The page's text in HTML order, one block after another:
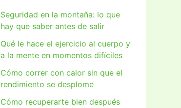
Seguridad en la montaña: lo que
hay que saber antes de salir
Qué le hace el ejercicio al cuerpo y
a la mente en momentos difíciles
Cómo correr con calor sin que el
rendimiento se desplome
Cómo recuperarte bien después